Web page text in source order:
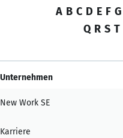
A B C D E F G
Q R S T
Unternehmen
New Work SE
Karriere